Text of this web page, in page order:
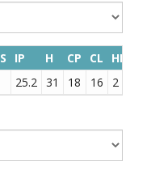
IP H CP CL HR
25.2 31 18 16 2